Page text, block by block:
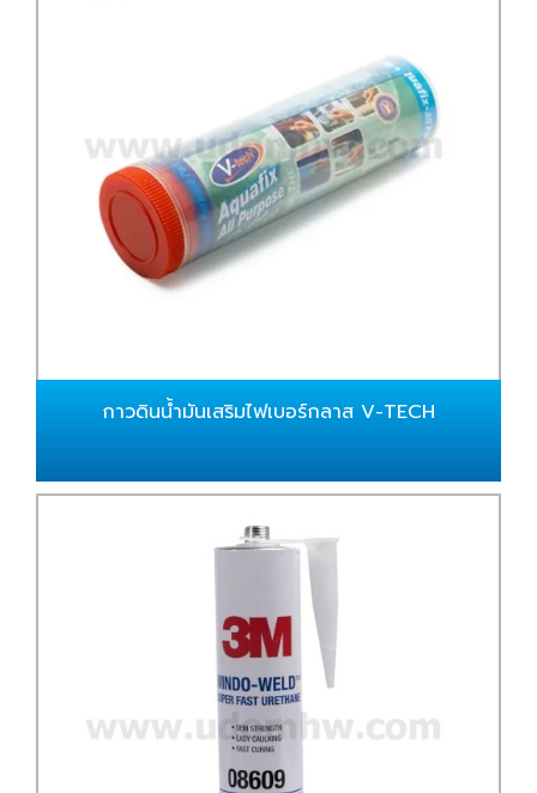
กาวดินน้ำมันเสริมไฟเบอร์กลาส V-TECH